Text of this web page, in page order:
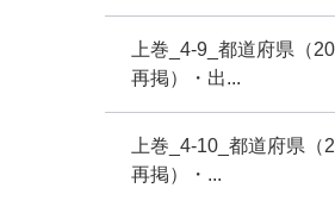
上巻_4-9_都道府県（
再掲）・出...
上巻_4-10_都道府県（
再掲）・...